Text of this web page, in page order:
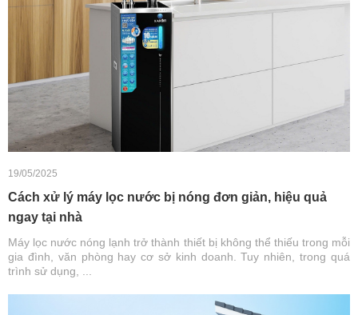
19/05/2025
Cách xử lý máy lọc nước bị nóng đơn giản, hiệu quả
ngay tại nhà
Máy lọc nước nóng lạnh trở thành thiết bị không thể thiếu trong mỗi
gia đình, văn phòng hay cơ sở kinh doanh. Tuy nhiên, trong quá
trình sử dụng, ...